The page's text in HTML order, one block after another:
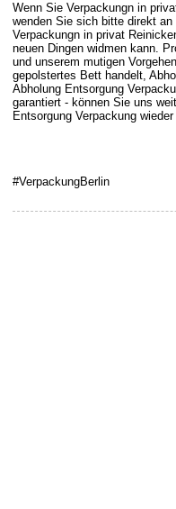
Wenn Sie Verpackungn in
wenden Sie sich bitte direkt
Verpackungn in privat
neuen Dingen widmen kann.
und unserem mutigen
gepolstertes Bett handelt,
Abholung Entsorgung
garantiert - können Sie uns
Entsorgung Verpackung
#VerpackungBerlin